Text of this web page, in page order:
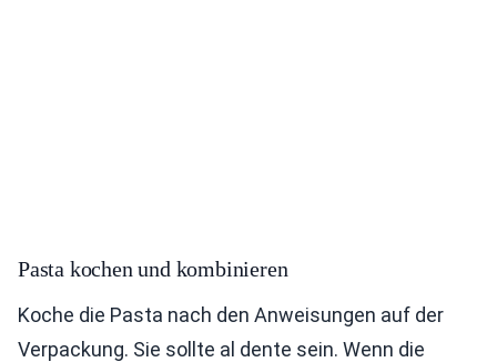
Pasta kochen und kombinieren
Koche die Pasta nach den Anweisungen auf der
Verpackung. Sie sollte al dente sein. Wenn die